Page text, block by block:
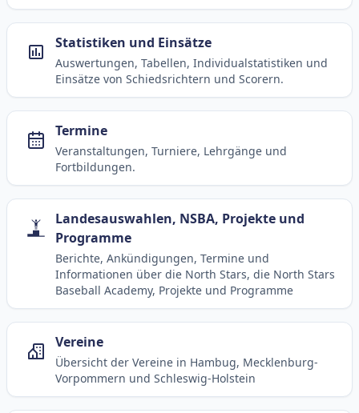
Statistiken und Einsätze
Auswertungen, Tabellen, Individualstatistiken und
Einsätze von Schiedsrichtern und Scorern.
Termine
Veranstaltungen, Turniere, Lehrgänge und
Fortbildungen.
Landesauswahlen, NSBA, Projekte und
Programme
Berichte, Ankündigungen, Termine und
Informationen über die North Stars, die North Stars
Baseball Academy, Projekte und Programme
Vereine
Übersicht der Vereine in Hambug, Mecklenburg-
Vorpommern und Schleswig-Holstein